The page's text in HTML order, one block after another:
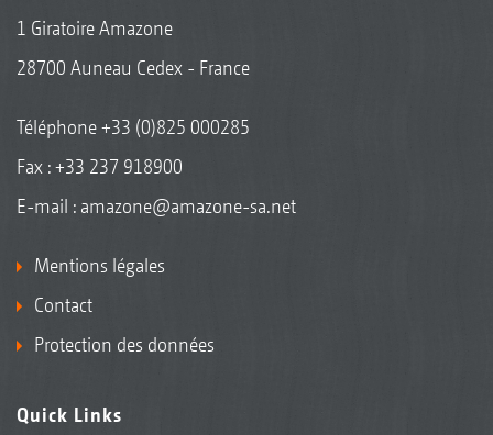
1 Giratoire Amazone
28700 Auneau Cedex - France
Téléphone+33 (0)825 000285
Fax : +33 237 918900
E-mail : amazone@amazone-sa.net
Mentions légales
Contact
Protection des données
Quick Links